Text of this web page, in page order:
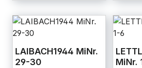
LAIBACH1944 MiNr.
29-30
MiNr.